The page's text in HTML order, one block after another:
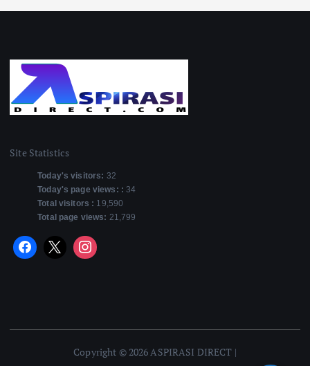
Site Statistics
Today's visitors: 32
Today's page views: :34
Total visitors : 19,590
Total page views: 21,799
Copyright © 2026 ASPIRASI DIRECT |